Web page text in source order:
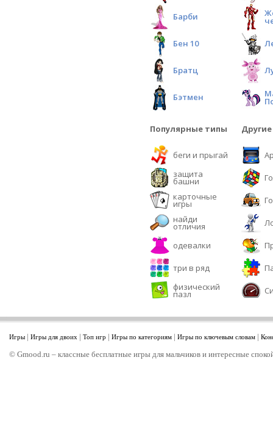
Барби
Бен 10
Братц
Бэтмен
Популярные типы
беги и прыгай
защита
башни
карточные
игры
найди
отличия
одевалки
три в ряд
физический
пазл
Игры | Игры для двоих | Топ игр | Игры по категориям | Игры по ключевым словам |
© Gmood.ru – классные бесплатные игры для мальчиков и интересные